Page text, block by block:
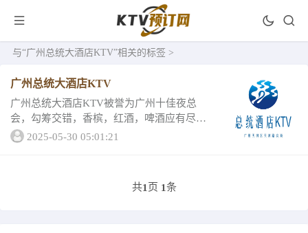
与“广州总统大酒店KTV”相关的标签 >
广州总统大酒店KTV
广州总统大酒店KTV被誉为广州十佳夜总
会，勾筹交错，香槟，红酒，啤酒应有尽
有，满足你对夜生活的一切想象。那么广州
2025-05-30 05:01:21
共1 页 1条